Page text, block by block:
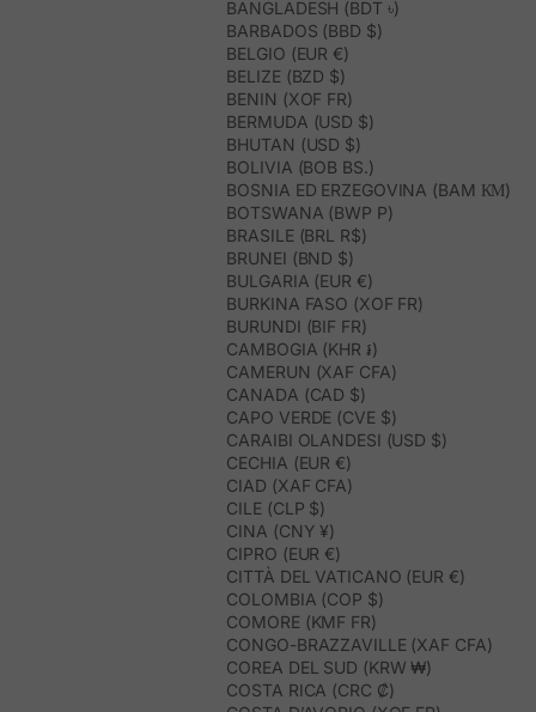
BANGLADESH (BDT ৳)
BARBADOS (BBD $)
BELGIO (EUR €)
BELIZE (BZD $)
BENIN (XOF FR)
BERMUDA (USD $)
BHUTAN (USD $)
BOLIVIA (BOB BS.)
BOSNIA ED ERZEGOVINA (BAM КМ)
BOTSWANA (BWP P)
BRASILE (BRL R$)
BRUNEI (BND $)
BULGARIA (EUR €)
BURKINA FASO (XOF FR)
BURUNDI (BIF FR)
CAMBOGIA (KHR ៛)
CAMERUN (XAF CFA)
CANADA (CAD $)
CAPO VERDE (CVE $)
CARAIBI OLANDESI (USD $)
CECHIA (EUR €)
CIAD (XAF CFA)
CILE (CLP $)
CINA (CNY ¥)
CIPRO (EUR €)
CITTÀ DEL VATICANO (EUR €)
COLOMBIA (COP $)
COMORE (KMF FR)
CONGO-BRAZZAVILLE (XAF CFA)
COREA DEL SUD (KRW ₩)
COSTA RICA (CRC ₡)